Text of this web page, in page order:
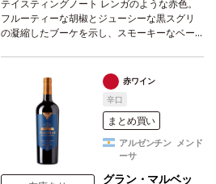
テイスティングノート レンガのような赤色。
フルーティーな胡椒とジューシーな黒スグリ
の凝縮したブーケを示し、スモーキーなベー
る。若々しくフレッシュ、心地良い軽やかな
酸味を伴う美味しい一本。 合う料理
肉、スパイスの効いたパスタなどと好相性
シュペートブルグンダー
ージが在庫切れの場合、在庫があり価格が同
様の場合は自動的に次のヴィンテージに変更
されます、ご了承ください。
赤ワイン
辛口
まとめ買い
アルゼンチン メンド
ーサ
グラン・マルベッ